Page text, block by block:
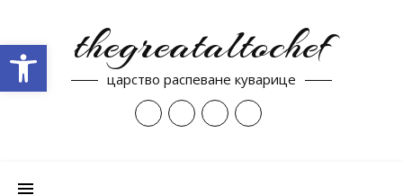
thegreataltochef
царство распеване куварице
Open toolbar